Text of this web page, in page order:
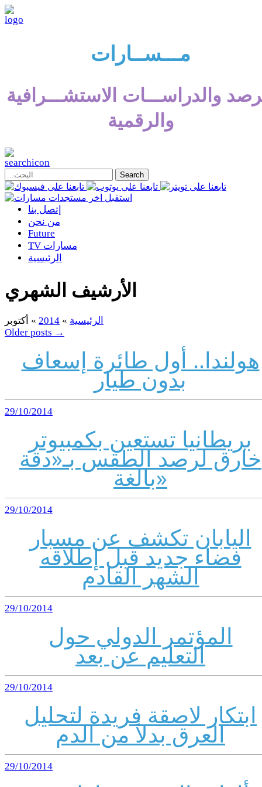
مـــســارات
والدراســـات الاستشـــرافية
والرقمية
إتصل بنا
من نحن
Future
TV مسارات
الرئيسية
الأرشيف الشهري
الرئيسية »
2014
» أكتوبر
Older posts →
هولندا.. أول طائرة إسعاف
بدون طيار
29/10/2014
بريطانيا تستعين بكمبيوتر
خارق لرصد الطقس بـ«دقة
بالغة»
29/10/2014
اليابان تكشف عن مسبار
فضاء جديد قبل إطلاقه
الشهر القادم
29/10/2014
المؤتمر الدولي حول
التعليم عن بعد
29/10/2014
ابتكار لاصقة فريدة لتحليل
العرق بدلاً من الدم
29/10/2014